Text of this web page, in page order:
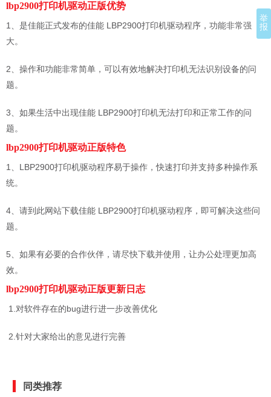
lbp2900打印机驱动正版优势
1、是佳能正式发布的佳能 LBP2900打印机驱动程序，功能非常强
大。
2、操作和功能非常简单，可以有效地解决打印机无法识别设备的问
题。
3、如果生活中出现佳能 LBP2900打印机无法打印和正常工作的问
题。
lbp2900打印机驱动正版特色
1、LBP2900打印机驱动程序易于操作，快速打印并支持多种操作系
统。
4、请到此网站下载佳能 LBP2900打印机驱动程序，即可解决这些问
题。
5、如果有必要的合作伙伴，请尽快下载并使用，让办公处理更加高
效。
lbp2900打印机驱动正版更新日志
1.对软件存在的bug进行进一步改善优化
2.针对大家给出的意见进行完善
同类推荐
举
报